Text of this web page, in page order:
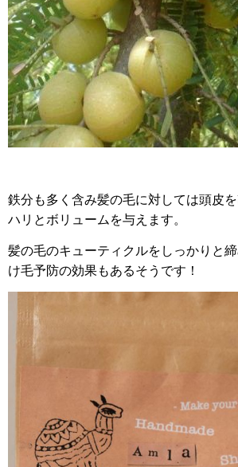
鉄分も多く含み髪の毛に対しては頭皮
ハリとボリュームを与えます。
髪の毛のキューティクルをしっかりと
け毛予防の効果もあるそうです！